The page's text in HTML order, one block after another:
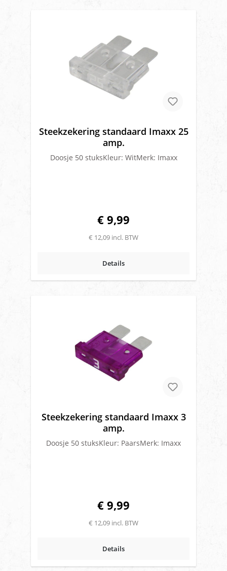
Steekzekering standaard Imaxx 25
amp.
Doosje 50 stuksKleur: WitMerk: Imaxx
€ 9,99
€ 12,09 incl. BTW
Details
Steekzekering standaard Imaxx 3
amp.
Doosje 50 stuksKleur: PaarsMerk: Imaxx
€ 9,99
€ 12,09 incl. BTW
Details